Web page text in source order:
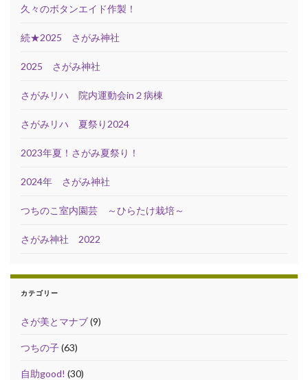
久々のボタンエイド作製！
続★2025 さがみ神社
2025 さがみ神社
さがみリハ 院内運動会in２病棟
さがみリハ 夏祭り2024
2023年夏！さがみ夏祭り！
2024年 さがみ神社
つちのこ室内園芸 ～ひらたけ栽培～
さがみ神社 2022
カテゴリー
さが美とマナブ(9)
つちの子(63)
自助good! (30)